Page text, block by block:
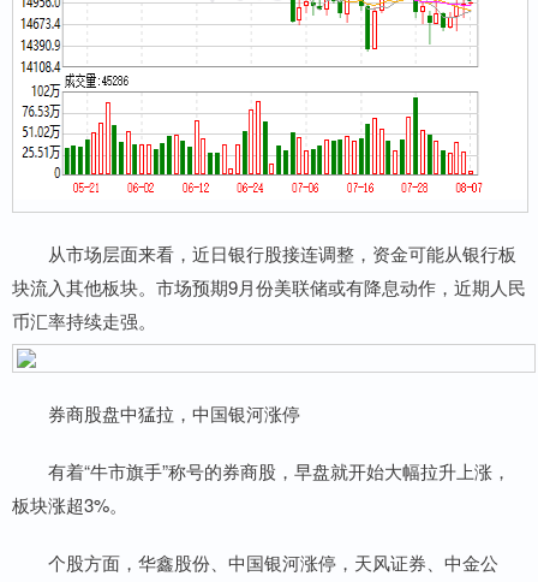
从市场层面来看，近日银行股接连调整，资金可能从银行板
块流入其他板块。市场预期9月份美联储或有降息动作，近期人民
币汇率持续走强。
券商股盘中猛拉，中国银河涨停
有着“牛市旗手”称号的券商股，早盘就开始大幅拉升上涨，
板块涨超3%。
个股方面，华鑫股份、中国银河涨停，天风证券、中金公